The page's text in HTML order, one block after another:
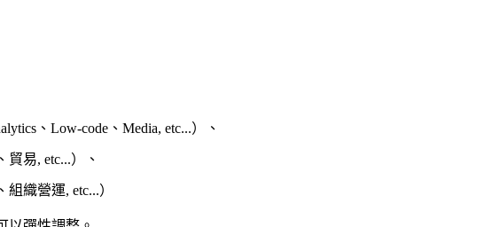
、Low-code、Media, etc...）、
易, etc...）、
織營運, etc...）